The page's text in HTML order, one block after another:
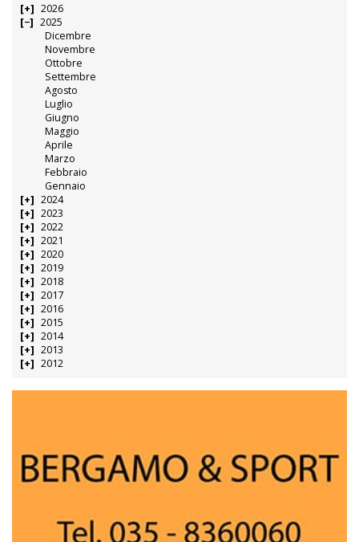
2026
2025
Dicembre
Novembre
Ottobre
Settembre
Agosto
Luglio
Giugno
Maggio
Aprile
Marzo
Febbraio
Gennaio
2024
2023
2022
2021
2020
2019
2018
2017
2016
2015
2014
2013
2012